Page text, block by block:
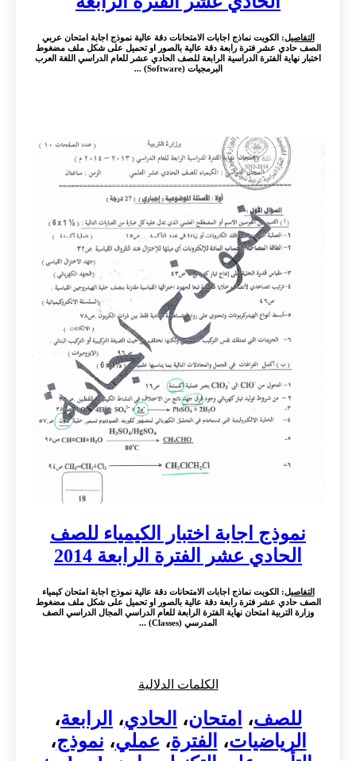
التفاصيل: الكويت نماذج اجابات الامتحانات دقة عالية نموذج اجابة امتحان عربي
الصف حادي عشر فترة رابعة دقة عالية بالصور او تحميل على شكل ملف مضغوط
اختبار نهاية الفترة الدراسية الرابعة للصف الحادي عشر للعام الدراسي اللغة العرب
البرمجيات (Software) ...
نموذج اجابة اختبار الكيمياء للصف
الحادي عشر الفترة الرابعة 2014
التفاصيل: الكويت نماذج اجابات الامتحانات دقة عالية نموذج اجابة امتحان كيمياء
الصف حادي عشر فترة رابعة دقة عالية بالصور او تحميل على شكل ملف مضغوط
وزارة التربية امتحان نهاية الفترة الرابعة للعام الدراسي المجال الدراسي الصف
المدرسي (Classes) ...
الكلمات الدلالية
للصف، امتحان، الحادي، الرابعة،
الرياضيات، الفترة، عملي، نموذج،